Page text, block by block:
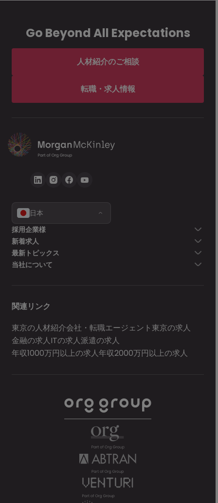
Go Beyond All Expectations
人材紹介のご相談
転職・求人情報
日本
採用企業様
新着求人
最新トピックス
当社について
関連リンク
東京の人材紹介会社・転職エージェント東京の求人
金融の求人ITの求人派遣の求人
年収1000万円以上の求人年収2000万円以上の求人